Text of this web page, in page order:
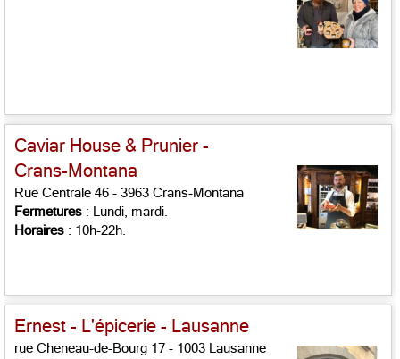
Caviar House & Prunier -
Crans-Montana
Rue Centrale 46 - 3963 Crans-Montana
Fermetures : Lundi, mardi.
Horaires : 10h-22h.
Ernest - L'épicerie - Lausanne
rue Cheneau-de-Bourg 17 - 1003 Lausanne